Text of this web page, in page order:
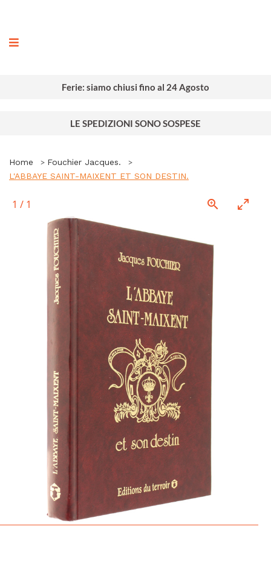
Ferie: siamo chiusi fino al 24 Agosto
LE SPEDIZIONI SONO SOSPESE
Home
Fouchier Jacques.
L'ABBAYE SAINT-MAIXENT ET SON DESTIN.
1 / 1